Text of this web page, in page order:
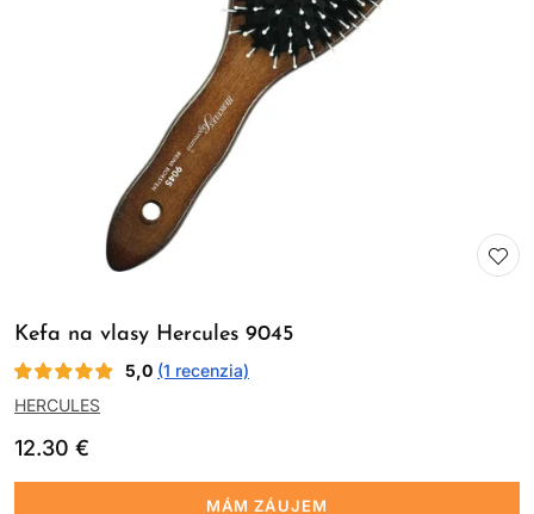
Kefa na vlasy Hercules 9045
5,0 (1 recenzia)
HERCULES
12.30 €
MÁM ZÁUJEM